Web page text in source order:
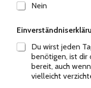
Nein
Du wirst jeden
benötigen, ist dir
bereit, auch
vielleicht